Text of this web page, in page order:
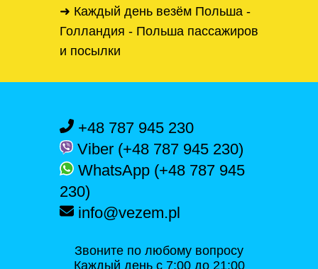
➜ Каждый день везём Польша -
Голландия - Польша пассажиров
и посылки
+48 787 945 230
Viber (+48 787 945 230)
WhatsApp (+48 787 945
230)
info@vezem.pl
Звоните по любому вопросу
Каждый день с 7:00 до 21:00